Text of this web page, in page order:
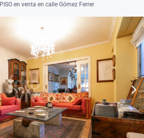
at
A
p
p
c
b
o
o
k
ai
PISO en venta en calle Gómez Ferrer